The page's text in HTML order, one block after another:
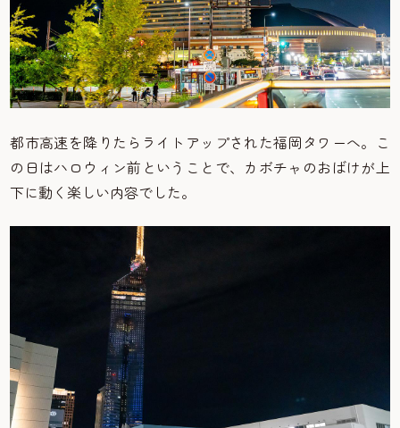
都市高速を降りたらライトアップされた福岡タワーへ。こ
の日はハロウィン前ということで、カボチャのおばけが上
下に動く楽しい内容でした。